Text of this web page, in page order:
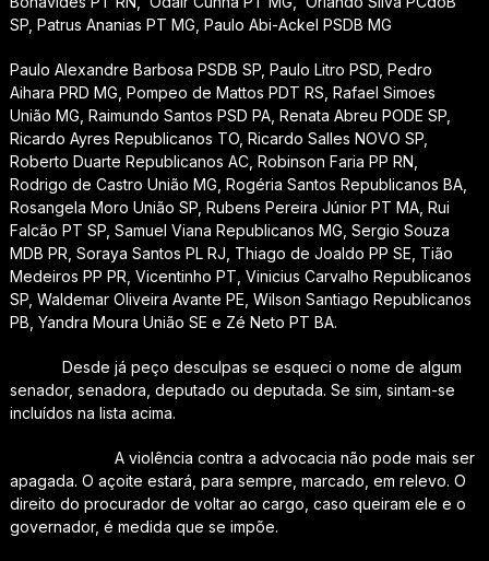
SP, Patrus Ananias PT MG, Paulo Abi-Ackel PSDB MG
Paulo Alexandre Barbosa PSDB SP, Paulo Litro PSD, Pedro
Aihara PRD MG, Pompeo de Mattos PDT RS, Rafael Simoes
União MG, Raimundo Santos PSD PA, Renata Abreu PODE SP,
Ricardo Ayres Republicanos TO, Ricardo Salles NOVO SP,
Roberto Duarte Republicanos AC, Robinson Faria PP RN,
Rodrigo de Castro União MG, Rogéria Santos Republicanos BA,
Rosangela Moro União SP, Rubens Pereira Júnior PT MA, Rui
Falcão PT SP, Samuel Viana Republicanos MG, Sergio Souza
MDB PR, Soraya Santos PL RJ, Thiago de Joaldo PP SE, Tião
Medeiros PP PR, Vicentinho PT, Vinicius Carvalho Republicanos
SP, Waldemar Oliveira Avante PE, Wilson Santiago Republicanos
PB, Yandra Moura União SE e Zé Neto PT BA.
Desde já peço desculpas se esqueci o nome de algum
senador, senadora, deputado ou deputada. Se sim, sintam-se
incluídos na lista acima.
A violência contra a advocacia não pode mais ser
apagada. O açoite estará, para sempre, marcado, em relevo. O
direito do procurador de voltar ao cargo, caso queiram ele e o
governador, é medida que se impõe.